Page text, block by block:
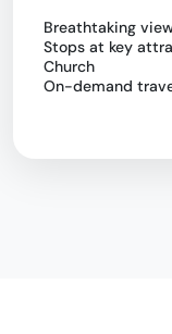
Breathtaking
Stops at key
Church
On-demand